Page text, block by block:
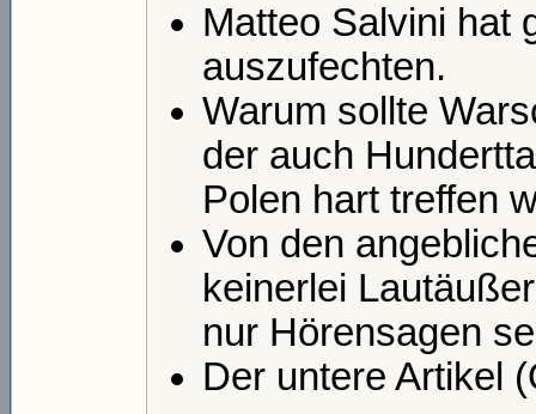
Matteo Salvini hat
auszufechten.
Warum sollte
der auch
Polen hart treffen
Von den
keinerlei
nur Hörensagen
Der untere Artikel